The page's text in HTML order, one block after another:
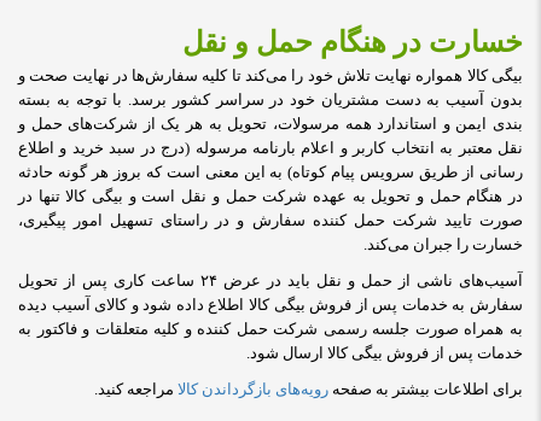
خسارت در هنگام حمل و نقل
بیگی کالا همواره نهایت تلاش خود را می‏‌کند تا کلیه سفارش‏‌ها در نهایت صحت و
بدون آسیب به دست مشتریان خود در سراسر کشور برسد. با توجه به بسته
بندی ایمن و استاندارد همه مرسولات، تحویل به هر یک از شرکت‌‏های حمل و
نقل معتبر به انتخاب کاربر و اعلام بارنامه مرسوله (درج در سبد خرید و اطلاع
رسانی از طریق سرویس پیام کوتاه) به این معنی است که بروز هر گونه حادثه
در هنگام حمل و تحویل به عهده شرکت حمل و نقل است و بیگی کالا تنها در
صورت تایید شرکت حمل کننده سفارش و در راستای تسهیل امور پیگیری،
خسارت را جبران می‌‏کند.
آسیب‏‌های ناشی از حمل و نقل باید در عرض ۲۴ ساعت کاری پس از تحویل
سفارش به خدمات پس از فروش بیگی کالا اطلاع داده شود و کالای آسیب دیده
به همراه صورت جلسه رسمی شرکت حمل کننده و کلیه متعلقات و فاکتور به
خدمات پس از فروش بیگی کالا ارسال شود.
برای اطلاعات بیشتر به صفحه رویه‌های بازگرداندن کالا مراجعه کنید.